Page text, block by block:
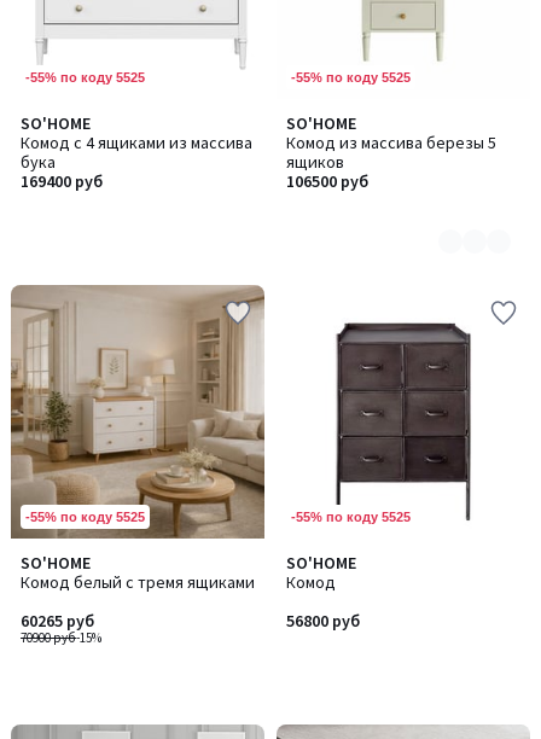
-55% по коду 5525
SO'HOME
Комод с 4 ящиками из массива
бука
169400 руб
-55% по коду 5525
SO'HOME
Комод из массива березы 5
ящиков
106500 руб
Количество
цветов:
4
-55% по коду 5525
SO'HOME
Комод белый с тремя ящиками
70900 руб-15%
60265 руб
-55% по коду 5525
SO'HOME
Комод
56800 руб